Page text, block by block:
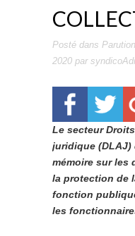
Posté dans
2020 par
Le secteur
juridique (DLAJ)
mémoire sur les
la protection de
fonction
les